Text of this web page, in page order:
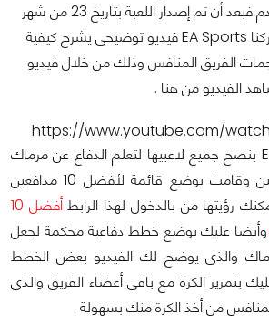
المحبين لرياضة كرة القدم فبعد أن تم إصدار اللعبة بتاريخ 23 من شهر
EA Sportsفيديو توضيحى يشرح كيفية
الفريق المنافس وذلك من خلال فيديو
الفيديو من هنا .
https://www.youtube.com/
حيث قامت EA Sports بنصح جميع لاعبيها لتعلم الدفاع عن مرماك
بإحترافية بإختيار مدافعين وقامت بوضع قائمة لأفضل 10 مدافعين
أفضل 10
عليك بوضع خطط دفاعية محكمة لجعل
والذى يوضح لك الفيديو بعض الخطط
بتمرير الكرة مع باقى أعضاء الفريق والذى
من أخذ الكرة منك بسهولة .